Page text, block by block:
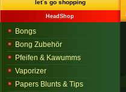
let´s go shopping
HeadShop
Bongs
Bong Zubehör
Pfeifen & Kawumms
Vaporizer
Papers Blunts & Tips